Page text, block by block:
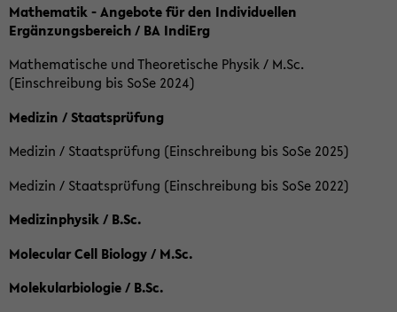
Mathematik - Angebote für den Individuellen
Ergänzungsbereich / BA IndiErg
Mathematische und Theoretische Physik / M.Sc.
(Einschreibung bis SoSe 2024)
Medizin / Staatsprüfung
Medizin / Staatsprüfung (Einschreibung bis SoSe 2025)
Medizin / Staatsprüfung (Einschreibung bis SoSe 2022)
Medizinphysik / B.Sc.
Molecular Cell Biology / M.Sc.
Molekularbiologie / B.Sc.